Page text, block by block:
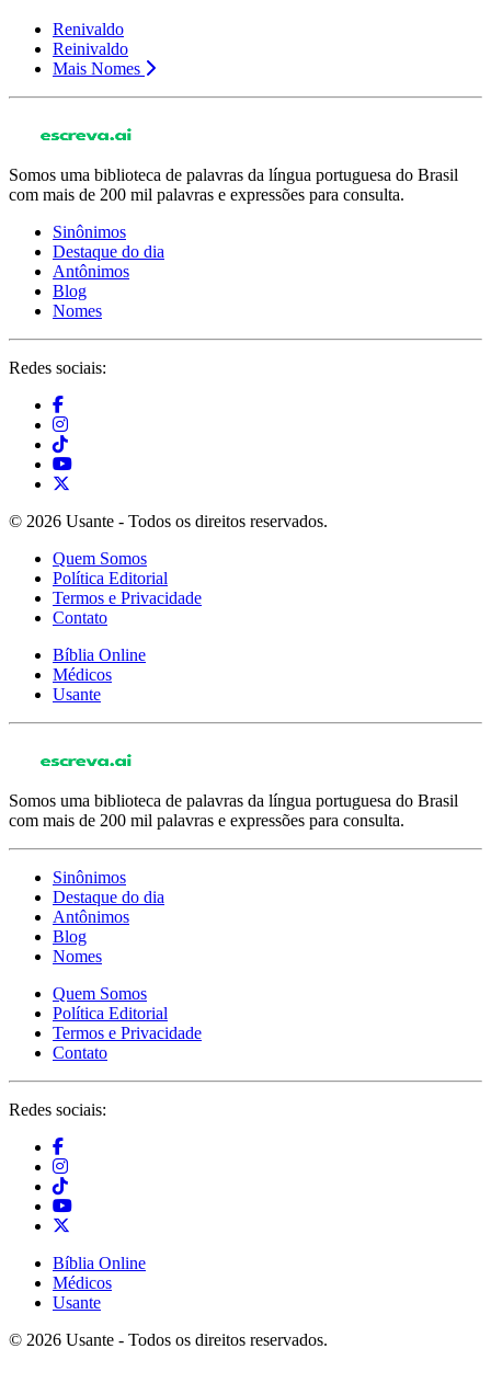
Renivaldo
Reinivaldo
Mais Nomes
Somos uma biblioteca de palavras da língua portuguesa do Brasil
com mais de 200 mil palavras e expressões para consulta.
Sinônimos
Destaque do dia
Antônimos
Blog
Nomes
Redes sociais:
© 2026 Usante - Todos os direitos reservados.
Quem Somos
Política Editorial
Termos e Privacidade
Contato
Bíblia Online
Médicos
Usante
Somos uma biblioteca de palavras da língua portuguesa do Brasil
com mais de 200 mil palavras e expressões para consulta.
Sinônimos
Destaque do dia
Antônimos
Blog
Nomes
Quem Somos
Política Editorial
Termos e Privacidade
Contato
Redes sociais:
Bíblia Online
Médicos
Usante
© 2026 Usante - Todos os direitos reservados.